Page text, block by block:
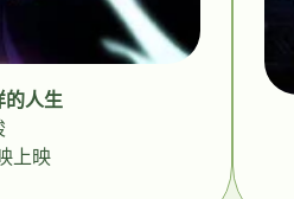
的人生
上映